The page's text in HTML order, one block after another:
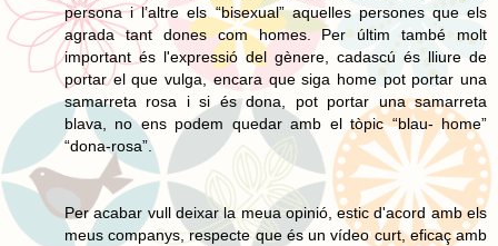
persona i l’altre els “bisexual” aquelles persones que els
agrada tant dones com homes. Per últim també molt
important és l'expressió del gènere, cadascú és lliure de
portar el que vulga, encara que siga home pot portar una
samarreta rosa i si és dona, pot portar una samarreta
blava, no ens podem quedar amb el tòpic “blau- home”
“dona-rosa”.
Per acabar vull deixar la meua opinió, estic d'acord amb els
meus companys, respecte que és un vídeo curt, eficaç amb